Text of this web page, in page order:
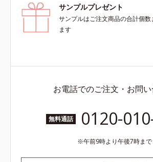
サンプルプレゼント
サンプルはご注文商品の合計個
ます
お電話でのご注文・お問
無料通話 0120-
午前9時より午後7時まで